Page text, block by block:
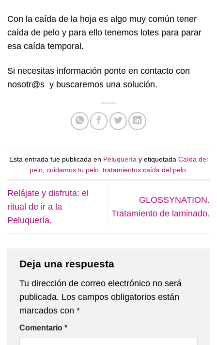
Con la caída de la hoja es algo muy común tener
caída de pelo y para ello tenemos lotes para parar
esa caída temporal.
Si necesitas información ponte en contacto con
nosotr@s y buscaremos una solución.
Esta entrada fue publicada en Peluquería y etiquetada Caída del
pelo, cuidamos tu pelo, tratamientos caída del pelo.
Relájate y disfruta: el
ritual de ir a la
Peluquería.
GLOSSYNATION.
Tratamiento de laminado.
Deja una respuesta
Tu dirección de correo electrónico no será
publicada. Los campos obligatorios están
marcados con *
Comentario *